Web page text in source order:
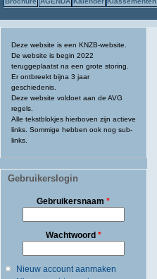
Deze website is een KNZB-website.
De website is begin 2022
teruggeplaatst na een grote storing.
Er ontbreekt bijna 3 jaar
geschiedenis.
Deze website voldoet aan de AVG
regels.
Alle tekstblokjes hierboven zijn actieve
links. Sommige hebben ook nog sub-
links.
Gebruikerslogin
Gebruikersnaam*
Wachtwoord *
Nieuw account aanmaken